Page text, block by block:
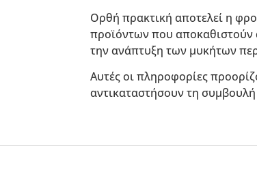
Ορθή πρακτική αποτελεί η
προϊόντων που αποκαθιστούν
την ανάπτυξη των μυκήτων
Αυτές οι πληροφορίες
αντικαταστήσουν τη